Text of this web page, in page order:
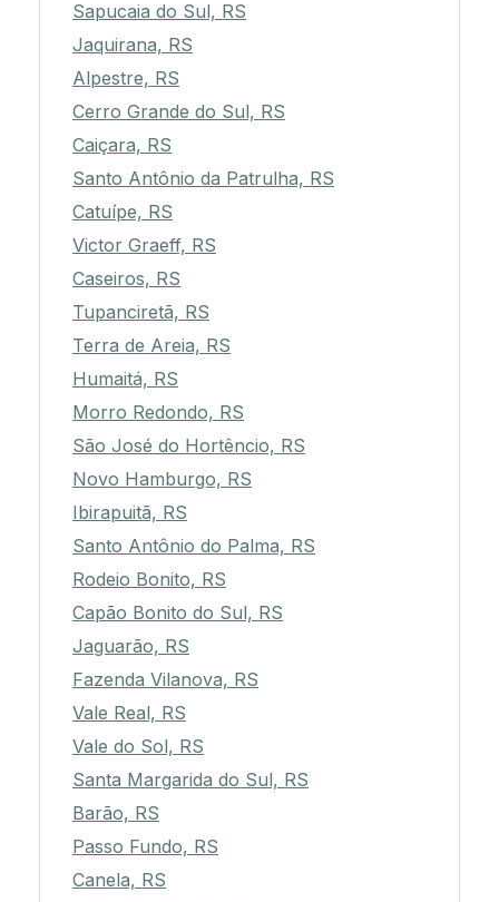
Sapucaia do Sul, RS
Jaquirana, RS
Alpestre, RS
Cerro Grande do Sul, RS
Caiçara, RS
Santo Antônio da Patrulha, RS
Catuípe, RS
Victor Graeff, RS
Caseiros, RS
Tupanciretã, RS
Terra de Areia, RS
Humaitá, RS
Morro Redondo, RS
São José do Hortêncio, RS
Novo Hamburgo, RS
Ibirapuitã, RS
Santo Antônio do Palma, RS
Rodeio Bonito, RS
Capão Bonito do Sul, RS
Jaguarão, RS
Fazenda Vilanova, RS
Vale Real, RS
Vale do Sol, RS
Santa Margarida do Sul, RS
Barão, RS
Passo Fundo, RS
Canela, RS